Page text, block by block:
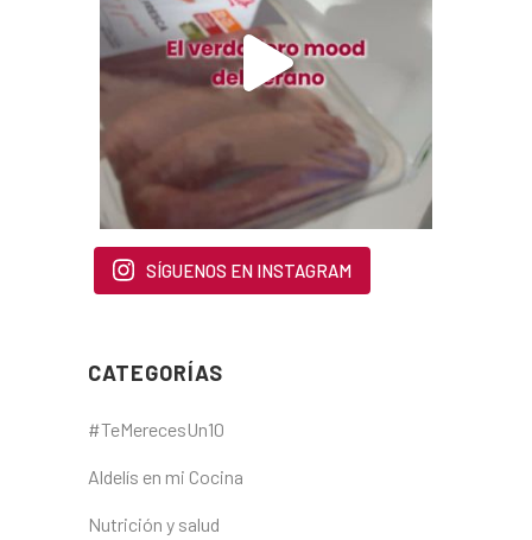
SÍGUENOS EN INSTAGRAM
CATEGORÍAS
#TeMerecesUn10
Aldelís en mi Cocina
Nutrición y salud